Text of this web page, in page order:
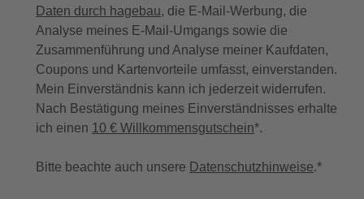
Daten durch hagebau, die E-Mail-Werbung, die
Analyse meines E-Mail-Umgangs sowie die
Zusammenführung und Analyse meiner Kaufdaten,
Coupons und Kartenvorteile umfasst, einverstanden.
Mein Einverständnis kann ich jederzeit widerrufen.
Nach Bestätigung meines Einverständnisses erhalte
ich einen 10 € Willkommensgutschein*.
Bitte beachte auch unsere Datenschutzhinweise.